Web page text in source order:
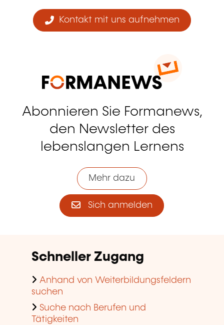
Kontakt mit uns aufnehmen
Abonnieren Sie Formanews,
den Newsletter des
lebenslangen Lernens
Mehr dazu
Sich anmelden
Schneller Zugang
Anhand von Weiterbildungsfeldern
suchen
Suche nach Berufen und
Tätigkeiten